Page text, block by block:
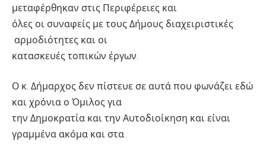
μεταφέρθηκαν στις Περιφέρειες και
όλες οι συναφείς με τους Δήμους διαχειριστικές
αρμοδιότητες και οι
κατασκευές τοπικών έργων.
Ο κ. Δήμαρχος δεν πίστευε σε αυτά που φωνάζει εδώ
και χρόνια ο Όμιλος για
την Δημοκρατία και την Αυτοδιοίκηση και είναι
γραμμένα ακόμα και στα